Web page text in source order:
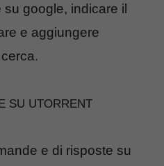
google, indicare il
e aggiungere
SU UTORRENT
e di risposte su